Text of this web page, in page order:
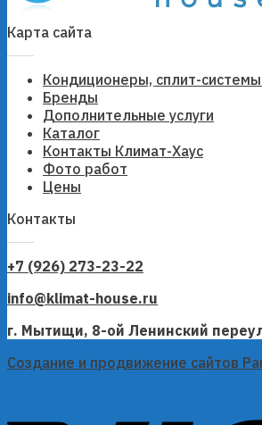
Карта сайта
Кондиционеры, сплит-
Бренды
Дополнительные услуги
Каталог
Контакты Климат-Хаус
Фото работ
Цены
Контакты
+7 (926) 273-23-22
info@klimat-house.ru
г. Мытищи, 8-ой Ленинский
Создание и продвижение сайтов